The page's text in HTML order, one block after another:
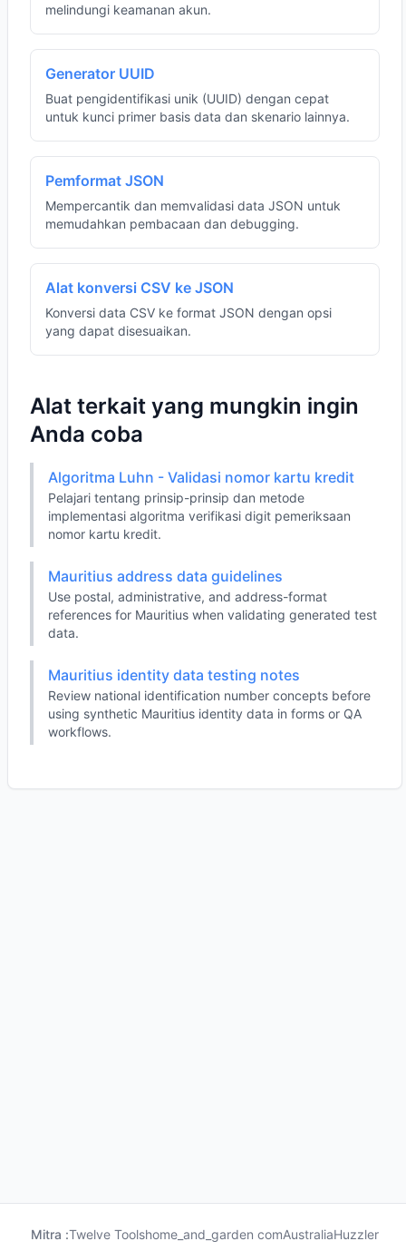
melindungi keamanan akun.
Generator UUID
Buat pengidentifikasi unik (UUID) dengan cepat
untuk kunci primer basis data dan skenario lainnya.
Pemformat JSON
Mempercantik dan memvalidasi data JSON untuk
memudahkan pembacaan dan debugging.
Alat konversi CSV ke JSON
Konversi data CSV ke format JSON dengan opsi
yang dapat disesuaikan.
Alat terkait yang mungkin ingin
Anda coba
Algoritma Luhn - Validasi nomor kartu kredit
Pelajari tentang prinsip-prinsip dan metode
implementasi algoritma verifikasi digit pemeriksaan
nomor kartu kredit.
Mauritius address data guidelines
Use postal, administrative, and address-format
references for Mauritius when validating generated test
data.
Mauritius identity data testing notes
Review national identification number concepts before
using synthetic Mauritius identity data in forms or QA
workflows.
Mitra :Twelve Toolshome_and_garden comAustraliaHuzzler